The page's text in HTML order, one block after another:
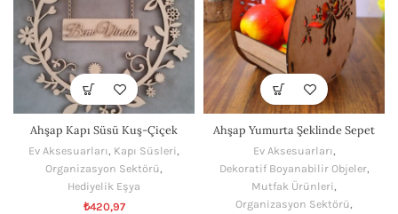
Ahşap Kapı Süsü Kuş-Çiçek
Ev Aksesuarları, Kapı Süsleri,
Organizasyon Sektörü,
Hediyelik Eşya
₺420,97
Ahşap Yumurta Şeklinde Sepet
Ev Aksesuarları,
Dekoratif Boyanabilir Objeler,
Mutfak Ürünleri,
Organizasyon Sektörü,